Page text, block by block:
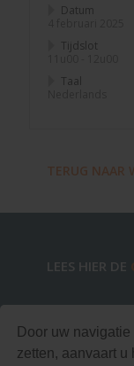
Door uw
zetten, aanvaart u
Datum
Tijdslot
Taal
TERUG NAAR
LEES HIER DE
Blijf op de